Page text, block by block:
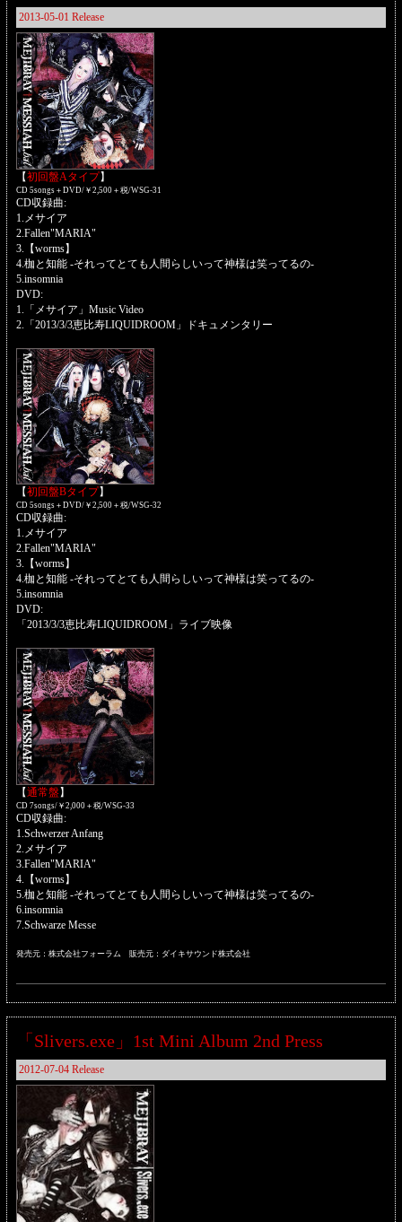
2013-05-01 Release
【初回盤Aタイプ】
CD 5songs＋DVD/￥2,500＋税/WSG-31
CD収録曲:
1.メサイア
2.Fallen"MARIA"
3.【worms】
4.枷と知能 -それってとても人間らしいって神様は笑ってるの-
5.insomnia
DVD:
1.「メサイア」Music Video
2.「2013/3/3恵比寿LIQUIDROOM」ドキュメンタリー
【初回盤Bタイプ】
CD 5songs＋DVD/￥2,500＋税/WSG-32
CD収録曲:
1.メサイア
2.Fallen"MARIA"
3.【worms】
4.枷と知能 -それってとても人間らしいって神様は笑ってるの-
5.insomnia
DVD:
「2013/3/3恵比寿LIQUIDROOM」ライブ映像
【通常盤】
CD 7songs/￥2,000＋税/WSG-33
CD収録曲:
1.Schwerzer Anfang
2.メサイア
3.Fallen"MARIA"
4.【worms】
5.枷と知能 -それってとても人間らしいって神様は笑ってるの-
6.insomnia
7.Schwarze Messe
発売元：株式会社フォーラム 販売元：ダイキサウンド株式会社
「Slivers.exe」1st Mini Album 2nd Press
2012-07-04 Release